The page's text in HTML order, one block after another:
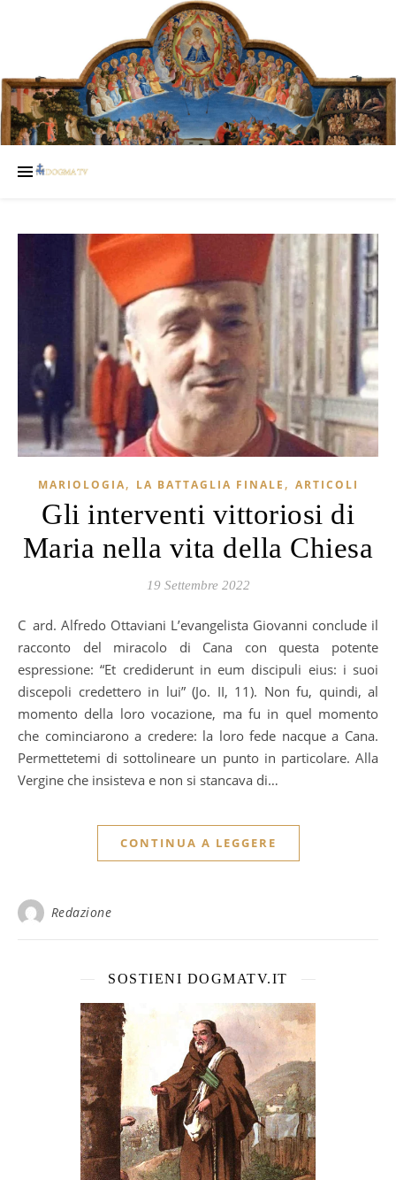
MARIOLOGIA, LA BATTAGLIA FINALE , ARTICOLI
Gli interventi vittoriosi di
Maria nella vita della Chiesa
19 Settembre 2022
Card. Alfredo Ottaviani L’evangelista Giovanni conclude il
racconto del miracolo di Cana con questa potente
espressione: “Et crediderunt in eum discipuli eius: i suoi
discepoli credettero in lui” (Jo. II, 11). Non fu, quindi, al
momento della loro vocazione, ma fu in quel momento
che cominciarono a credere: la loro fede nacque a Cana.
Permettetemi di sottolineare un punto in particolare. Alla
Vergine che insisteva e non si stancava di…
CONTINUA A LEGGERE
Redazione
SOSTIENI DOGMATV.IT